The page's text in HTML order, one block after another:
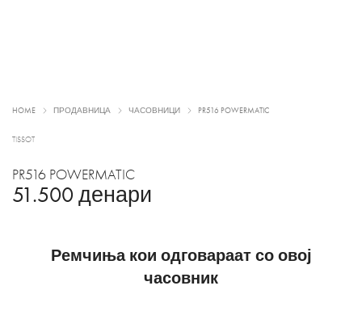
HOME ПРОДАВНИЦА ЧАСОВНИЦИ PR516 POWERMATIC
TISSOT
PR516 POWERMATIC
51.500 денари
Ремчиња кои одговараат со овој
часовник